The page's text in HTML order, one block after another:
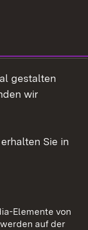
gestalten
wir
Sie in
Elemente von
auf der